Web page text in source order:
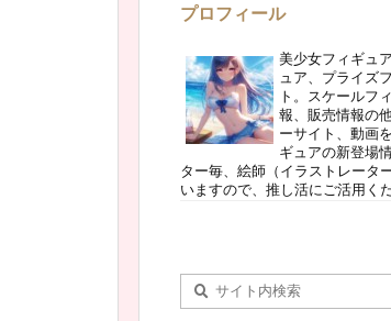
プロフィール
美少女フィギュ
ュア、プライズ
ト。スケールフ
報、販売情報の
ーサイト、動画
ギュアの新登場
ター毎、絵師（イラストレータ
いますので、推し活にご活用くだ